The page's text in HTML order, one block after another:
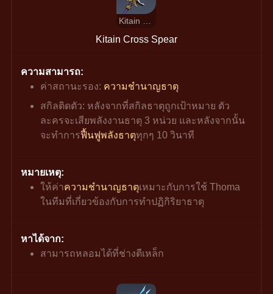
Kitain Cross Spear
ความสามารถ:
ค่าสถานะรอง: ความชำนาญธาตุ
สกิลติดตัว: หลังจากที่สกิลธาตุถูกเป้าหมาย ตัว
ละครจะเสียพลังงานธาตุ 3 หน่วย และหลังจากนั้น
จะทำการฟื้นฟูพลังธาตุทุกๆ 10 วินาที
หมายเหตุ:
ให้ค่าความชำนาญธาตุเหมาะกับการใช้ Thoma
ในทีมที่เกี่ยวข้องกับการทำปฏิกิริยาธาตุ
หาได้จาก:
สามารถหลอมได้ที่ช่างตีเหล็ก